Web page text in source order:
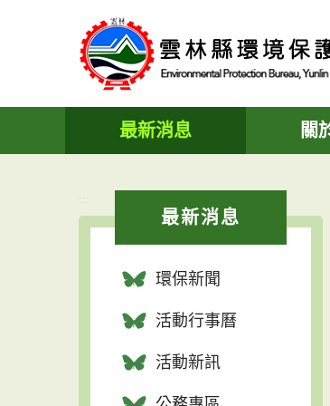
容
最新消息 關
:::
最新消息
環保新聞
活動行事曆
活動新訊